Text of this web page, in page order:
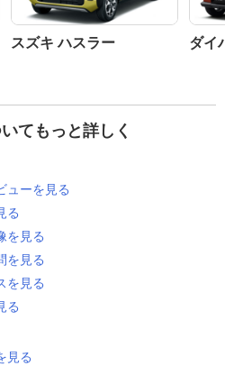
スズキ ハスラー ダイ
てもっと詳しく
ューを見る
る
を見る
を見る
を見る
る
見る